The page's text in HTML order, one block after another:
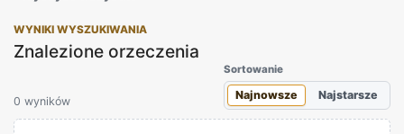
WYNIKI WYSZUKIWANIA
Znalezione orzeczenia
0 wyników
Sortowanie
Najnowsze Najstarsze